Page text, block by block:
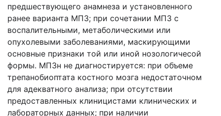
предшествующего анамнеза и установленного
ранее варианта МПЗ; при сочетании МПЗ с
воспалительными, метаболическими или
опухолевыми заболеваниями, маскирующими
основные признаки той или иной нозологичесой
формы. МПЗн не диагностируется: при объеме
трепанобиоптата костного мозга недостаточном
для адекватного анализа; при отсутствии
предоставленных клиницистами клинических и
лабораторных данных; при наличии